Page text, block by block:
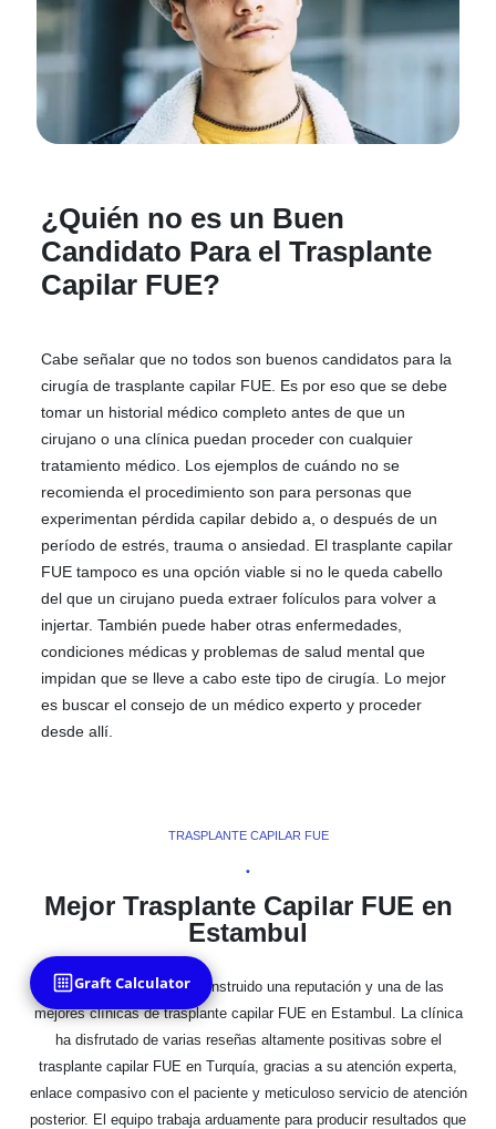
¿Quién no es un Buen
Candidato Para el Trasplante
Capilar FUE?
Cabe señalar que no todos son buenos candidatos para la
cirugía de trasplante capilar FUE. Es por eso que se debe
tomar un historial médico completo antes de que un
cirujano o una clínica puedan proceder con cualquier
tratamiento médico. Los ejemplos de cuándo no se
recomienda el procedimiento son para personas que
experimentan pérdida capilar debido a, o después de un
período de estrés, trauma o ansiedad. El trasplante capilar
FUE tampoco es una opción viable si no le queda cabello
del que un cirujano pueda extraer folículos para volver a
injertar. También puede haber otras enfermedades,
condiciones médicas y problemas de salud mental que
impidan que se lleve a cabo este tipo de cirugía. Lo mejor
es buscar el consejo de un médico experto y proceder
desde allí.
TRASPLANTE CAPILAR FUE
•
Mejor Trasplante Capilar FUE en
Estambul
Hair World Turquía ha construido una reputación y una de las
mejores clínicas de trasplante capilar FUE en Estambul. La clínica
ha disfrutado de varias reseñas altamente positivas sobre el
trasplante capilar FUE en Turquía, gracias a su atención experta,
enlace compasivo con el paciente y meticuloso servicio de atención
posterior. El equipo trabaja arduamente para producir resultados que
Graft Calculator